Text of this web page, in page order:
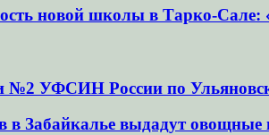
новой школы в Тарко-Сале:
УФСИН России по
в Забайкалье выдадут овощные